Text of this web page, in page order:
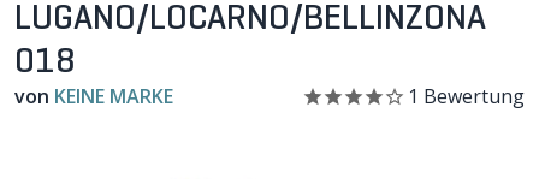
LUGANO/LOCARNO/BELLINZONA
018
von KEINE MARKE 1 Bewertung